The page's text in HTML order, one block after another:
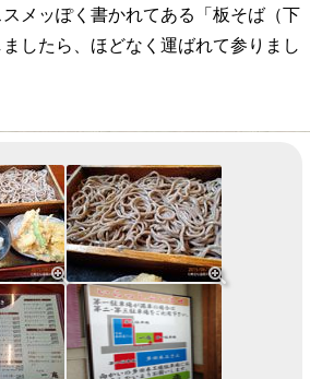
メッぽく書かれてある「板そば（下
したら、ほどなく運ばれて参りまし